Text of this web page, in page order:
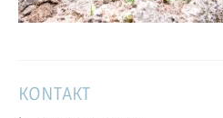
KONTAKT